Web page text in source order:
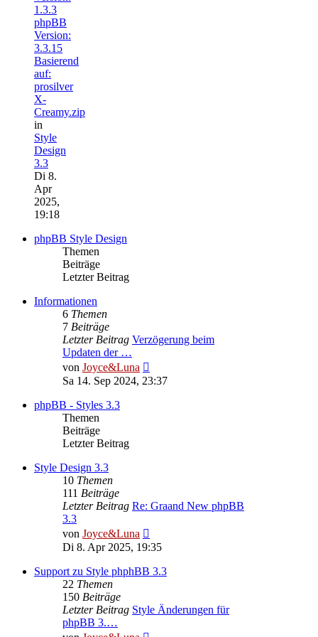
1.3.3
phpBB
Version:
3.3.15
Basierend
auf:
prosilver
X-
Creamy.zip
in
Style
Design
3.3
Di 8.
Apr
2025,
19:18
phpBB Style Design
Themen
Beiträge
Letzter Beitrag
Informationen
6 Themen
7 Beiträge
Letzter Beitrag Verzögerung beim
Updaten der …
von Joyce&Luna
Beitrag
Sa 14. Sep 2024, 23:37
phpBB - Styles 3.3
Themen
Beiträge
Letzter Beitrag
Style Design 3.3
10 Themen
111 Beiträge
Letzter Beitrag Re: Graand New phpBB
3.3
von Joyce&Luna
Beitrag
Di 8. Apr 2025, 19:35
Support zu Style phphBB 3.3
22 Themen
150 Beiträge
Letzter Beitrag Style Änderungen für
phpBB 3.…